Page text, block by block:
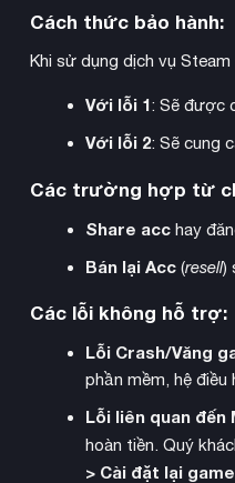
nhiên với độ dốc và cảnh
Cách thức bảo hành:
Khi sử dụng dịch vụ
Với lỗi 1: Sẽ được
Với lỗi 2: Sẽ cung
Các trường hợp từ
Share acchay
Bán lại Acc(resell)
Các lỗi không hỗ trợ:
Lỗi Crash/Văng
phần mềm, hệ
Lỗi liên quan đến
hoàn tiền. Quý
> Cài đặt lại